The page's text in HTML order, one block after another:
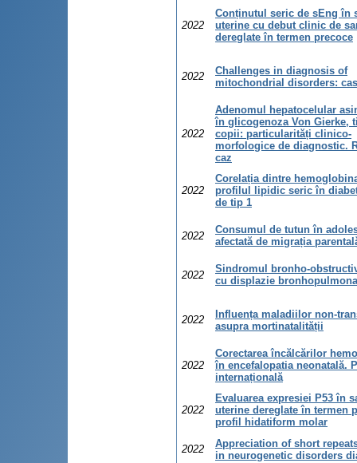
2022
Conținutul seric de sEng în
uterine cu debut clinic de
dereglate în termen precoce
2022
Challenges in diagnosis of
mitochondrial disorders:
2022
Adenomul hepatocelular
în glicogenoza Von Gierke,
copii: particularități clinico-
morfologice de diagnostic.
caz
2022
Corelația dintre
profilul lipidic seric în
de tip 1
2022
Consumul de tutun în
afectată de migrația
2022
Sindromul bronho-
cu displazie
2022
Influența maladiilor non-
asupra mortinatalității
2022
Corectarea încălcărilor
în encefalopatia neonatală.
internațională
2022
Evaluarea expresiei P53 în
uterine dereglate în termen
profil hidatiform molar
2022
Appreciation of short
in neurogenetic disorders